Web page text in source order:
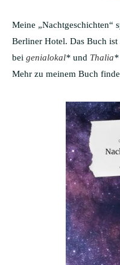
Meine „Nachtgeschichten“
Berliner Hotel. Das Buch
bei genialokal* und Thalia*
Mehr zu meinem Buch